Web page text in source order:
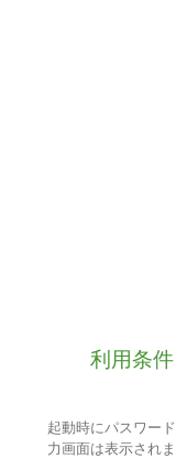
利用条
起動時にパスワー
力画面は表示されま